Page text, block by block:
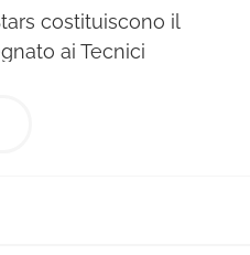
costituiscono il
ai Tecnici
professionale
votazioni